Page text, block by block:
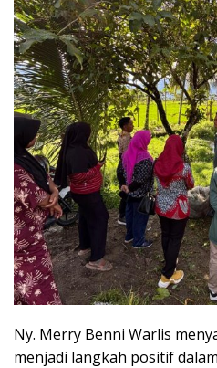
Ny. Merry Benni Warlis
menjadi langkah positif